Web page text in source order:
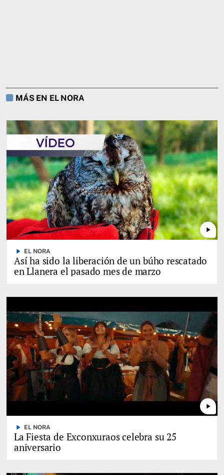
MÁS EN EL NORA
play_arrow
play_arrow EL NORA
Así ha sido la liberación de un búho rescatado
en Llanera el pasado mes de marzo
play_arrow
play_arrow EL NORA
La Fiesta de Exconxuraos celebra su 25
aniversario